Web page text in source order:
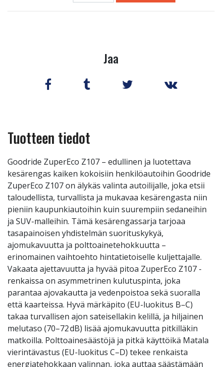
Jaa
Tuotteen tiedot
Goodride ZuperEco Z107 – edullinen ja luotettava
kesärengas kaiken kokoisiin henkilöautoihin Goodride
ZuperEco Z107 on älykäs valinta autoilijalle, joka etsii
taloudellista, turvallista ja mukavaa kesärengasta niin
pieniin kaupunkiautoihin kuin suurempiin sedaneihin
ja SUV-malleihin. Tämä kesärengassarja tarjoaa
tasapainoisen yhdistelmän suorituskykyä,
ajomukavuutta ja polttoainetehokkuutta –
erinomainen vaihtoehto hintatietoiselle kuljettajalle.
Vakaata ajettavuutta ja hyvää pitoa ZuperEco Z107 -
renkaissa on asymmetrinen kulutuspinta, joka
parantaa ajovakautta ja vedenpoistoa sekä suoralla
että kaarteissa. Hyvä märkäpito (EU-luokitus B–C)
takaa turvallisen ajon sateisellakin kelillä, ja hiljainen
melutaso (70–72 dB) lisää ajomukavuutta pitkilläkin
matkoilla. Polttoainesäästöjä ja pitkä käyttöikä Matala
vierintävastus (EU-luokitus C–D) tekee renkaista
energiatehokkaan valinnan, joka auttaa säästämään